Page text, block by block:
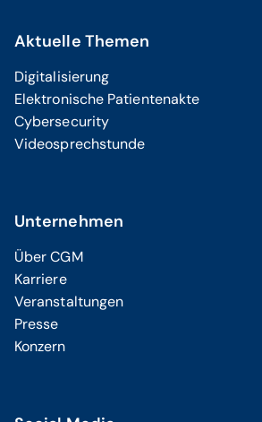
Aktuelle Themen
Digitalisierung
Elektronische Patientenakte
Cybersecurity
Videosprechstunde
Unternehmen
Über CGM
Karriere
Veranstaltungen
Presse
Konzern